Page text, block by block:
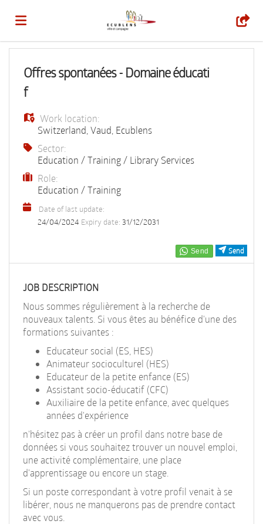
list
Upload
your
CV
Login
Language
EN
FR
IT
DE
ES
PT
Send
Offres spontanées - Domaine éducati
f
Work location:
Switzerland Vaud Ecublens
Sector:
Education / Training / Library Services
Role:
Education / Training
Date of last update:
24/04/2024 Expiry date: 31/12/2031
JOB DESCRIPTION
Nous sommes régulièrement à la recherche de
nouveaux talents. Si vous êtes au bénéfice d'une des
formations suivantes :
Educateur social (ES, HES)
Animateur socioculturel (HES)
Educateur de la petite enfance (ES)
Assistant socio-éducatif (CFC)
Auxiliaire de la petite enfance, avec quelques
années d'expérience
n'hésitez pas à créer un profil dans notre base de
données si vous souhaitez trouver un nouvel emploi,
une activité complémentaire, une place
d'apprentissage ou encore un stage.
Si un poste correspondant à votre profil venait à se
libérer, nous ne manquerons pas de prendre contact
avec vous.